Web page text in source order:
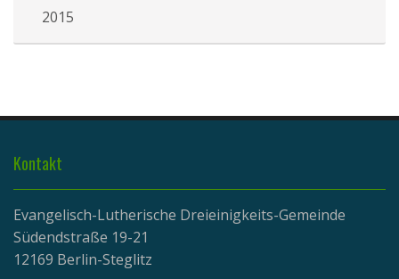
2015
Kontakt
Evangelisch-Lutherische Dreieinigkeits-Gemeinde
Südendstraße 19-21
12169 Berlin-Steglitz